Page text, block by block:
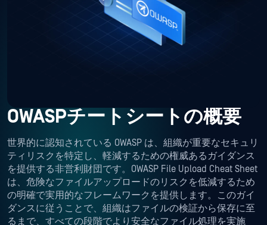
OWASPチートシートの概要
世界的に認知されている OWASP は、組織が重要なセキュリ
ティリスクを特定し、軽減するための権威あるガイダンス
を提供する非営利財団です。OWASP File Upload Cheat Sheet
は、危険なファイルアップロードのリスクを低減するため
の明確で実用的なフレームワークを提供します。このガイ
ダンスに従うことで、組織はファイルの検証から保存に至
るまで、すべての段階でより安全なファイル処理を実施